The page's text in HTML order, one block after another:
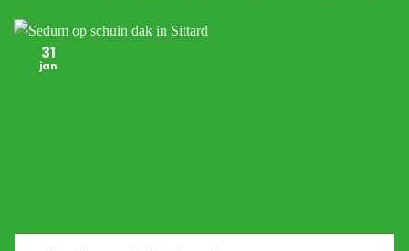
31
jan